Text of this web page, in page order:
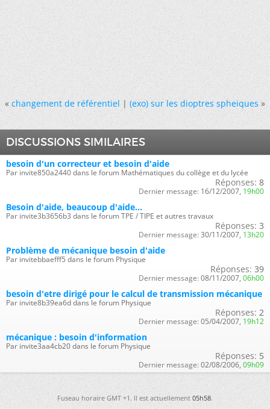
« changement de référentiel|(exo) sur les dioptres spheiques »
DISCUSSIONS SIMILAIRES
besoin d'un correcteur et besoin d'aide
Par invite850a2440 dans le forum Mathématiques du collège et du lycée
Réponses: 8
Dernier message: 16/12/2007, 19h00
Besoin d'aide, beaucoup d'aide...
Par invite3b3656b3 dans le forum TPE / TIPE et autres travaux
Réponses: 3
Dernier message: 30/11/2007, 13h20
Problème de mécanique besoin d'aide
Par invitebbaefff5 dans le forum Physique
Réponses: 39
Dernier message: 08/11/2007, 06h00
besoin d'etre dirigé pour le calcul de transmission mécanique
Par invite8b39ea6d dans le forum Physique
Réponses: 2
Dernier message: 05/04/2007, 19h12
mécanique : besoin d'information
Par invite3aa4cb20 dans le forum Physique
Réponses: 5
Dernier message: 02/08/2006, 09h09
Fuseau horaire GMT +1. Il est actuellement05h58.